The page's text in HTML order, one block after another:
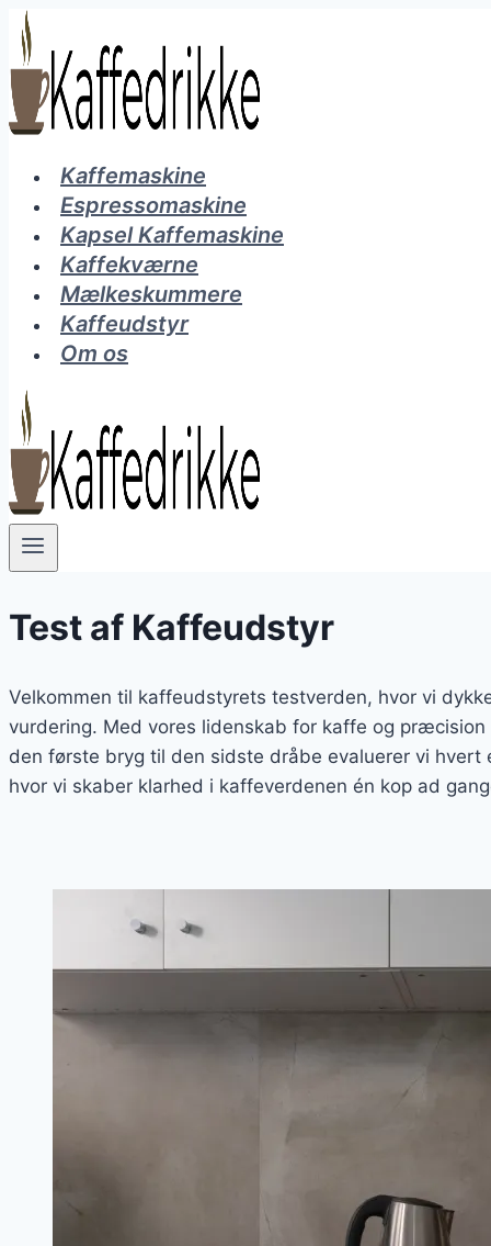
Fortsæt
til
indhold
Kaffemaskine
Espressomaskine
Kapsel Kaffemaskine
Kaffekværne
Mælkeskummere
Kaffeudstyr
Om os
Test af Kaffeudstyr
Velkommen til kaffeudstyrets testverden, hvor vi
vurdering. Med vores lidenskab for kaffe og
den første bryg til den sidste dråbe evaluerer vi
hvor vi skaber klarhed i kaffeverdenen én kop ad